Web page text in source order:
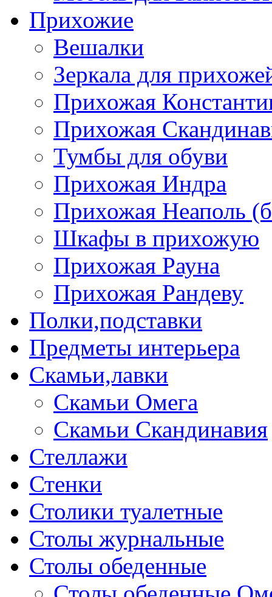
Прихожие
Вешалки
Зеркала для
Прихожая
Прихожая
Тумбы для обуви
Прихожая Индра
Прихожая Неаполь
Шкафы в прихожую
Прихожая Рауна
Прихожая Рандеву
Полки,подставки
Предметы интерьера
Скамьи,лавки
Скамьи Омега
Скамьи Скандинавия
Стеллажи
Стенки
Столики туалетные
Столы журнальные
Столы обеденные